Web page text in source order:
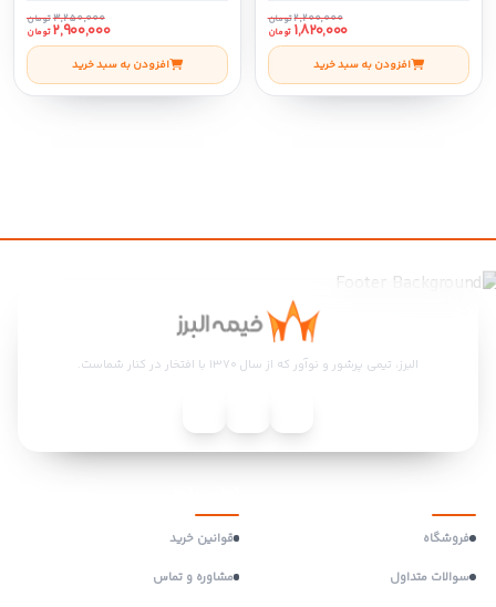
۲,۲۰۰,۰۰۰تومان
۱,۸۲۰,۰۰۰ تومان
افزودن به سبد خرید
۳,۲۵۰,۰۰۰تومان
۲,۹۰۰,۰۰۰ تومان
افزودن به سبد خرید
البرز، تیمی پرشور و نوآور که از سال ۱۳۷۰ با افتخار در کنار شماست.
فروشگاه
سوالات متداول
قوانین خرید
مشاوره و تماس